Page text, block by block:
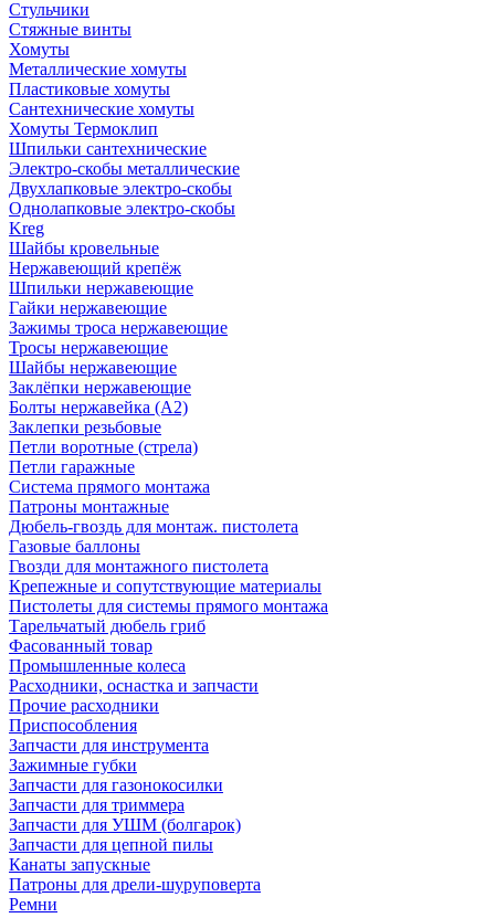
Стульчики
Стяжные винты
Хомуты
Металлические хомуты
Пластиковые хомуты
Сантехнические хомуты
Хомуты Термоклип
Шпильки сантехнические
Электро-скобы металлические
Двухлапковые электро-скобы
Однолапковые электро-скобы
Kreg
Шайбы кровельные
Нержавеющий крепёж
Шпильки нержавеющие
Гайки нержавеющие
Зажимы троса нержавеющие
Тросы нержавеющие
Шайбы нержавеющие
Заклёпки нержавеющие
Болты нержавейка (А2)
Заклепки резьбовые
Петли воротные (стрела)
Петли гаражные
Система прямого монтажа
Патроны монтажные
Дюбель-гвоздь для монтаж. пистолета
Газовые баллоны
Гвозди для монтажного пистолета
Крепежные и сопутствующие материалы
Пистолеты для системы прямого монтажа
Тарельчатый дюбель гриб
Фасованный товар
Промышленные колеса
Расходники, оснастка и запчасти
Прочие расходники
Приспособления
Запчасти для инструмента
Зажимные губки
Запчасти для газонокосилки
Запчасти для триммера
Запчасти для УШМ (болгарок)
Запчасти для цепной пилы
Канаты запускные
Патроны для дрели-шуруповерта
Ремни